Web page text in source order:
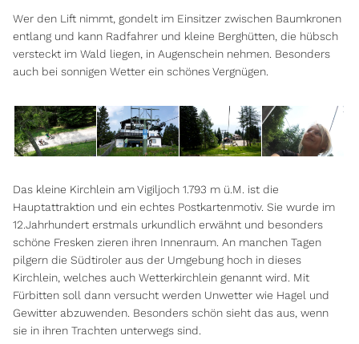
Wer den Lift nimmt, gondelt im Einsitzer zwischen Baumkronen
entlang und kann Radfahrer und kleine Berghütten, die hübsch
versteckt im Wald liegen, in Augenschein nehmen. Besonders
auch bei sonnigen Wetter ein schönes Vergnügen.
Das kleine Kirchlein am Vigiljoch 1.793 m ü.M. ist die
Hauptattraktion und ein echtes Postkartenmotiv. Sie wurde im
12.Jahrhundert erstmals urkundlich erwähnt und besonders
schöne Fresken zieren ihren Innenraum. An manchen Tagen
pilgern die Südtiroler aus der Umgebung hoch in dieses
Kirchlein, welches auch Wetterkirchlein genannt wird. Mit
Fürbitten soll dann versucht werden Unwetter wie Hagel und
Gewitter abzuwenden. Besonders schön sieht das aus, wenn
sie in ihren Trachten unterwegs sind.